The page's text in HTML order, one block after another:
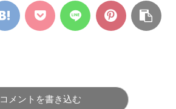
コメントを書き込む